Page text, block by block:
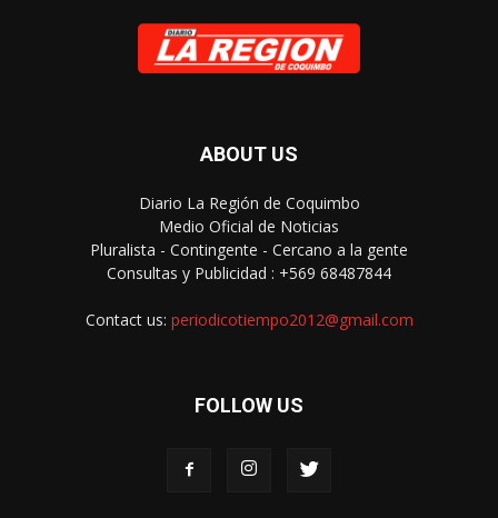
ABOUT US
Diario La Región de Coquimbo
Medio Oficial de Noticias
Pluralista - Contingente - Cercano a la gente
Consultas y Publicidad : +569 68487844
Contact us: periodicotiempo2012@gmail.com
FOLLOW US